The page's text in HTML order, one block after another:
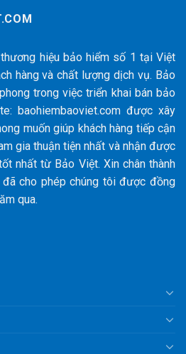
thương hiệu bảo hiểm số 1 tại Việt
hàng và chất lượng dịch vụ. Bảo
trong việc triển khai bán bảo
baohiembaoviet.com được xây
muốn giúp khách hàng tiếp cận
gia thuận tiện nhất và nhận được
nhất từ Bảo Việt. Xin chân thành
đã cho phép chúng tôi được đồng
qua.